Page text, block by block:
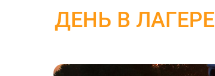
ДЕНЬ В ЛАГЕРЕ